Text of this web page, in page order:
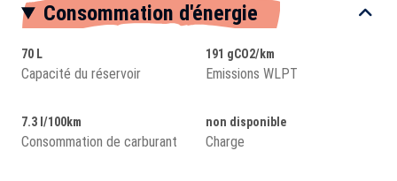
Consommation d'énergie
70 L
Capacité du réservoir
191 gCO2/km
Emissions WLPT
7.3 l/100km
Consommation de carburant
non disponible
Charge